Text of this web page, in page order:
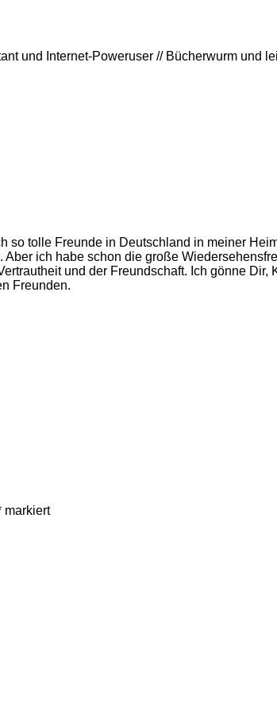
und Internet-Poweruser // Bücherwurm und
so tolle Freunde in Deutschland in meiner
ich habe schon die große
und der Freundschaft. Ich gönne
Freunden.
markiert